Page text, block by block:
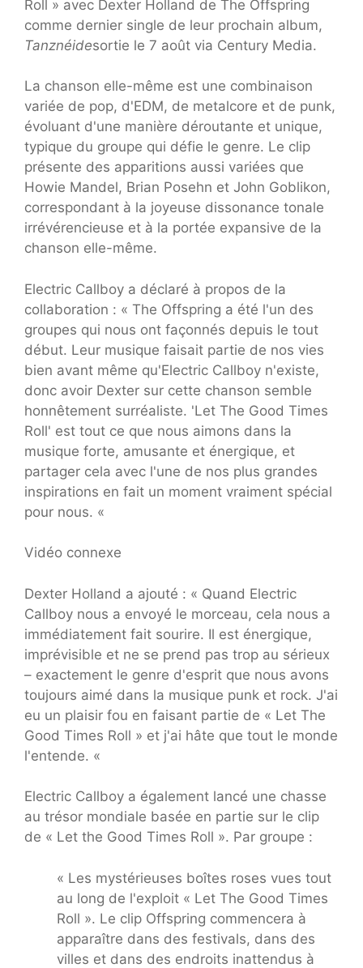
Roll » avec Dexter Holland de The Offspring
comme dernier single de leur prochain album,
Tanznéidesortie le 7 août via Century Media.
La chanson elle-même est une combinaison
variée de pop, d'EDM, de metalcore et de punk,
évoluant d'une manière déroutante et unique,
typique du groupe qui défie le genre. Le clip
présente des apparitions aussi variées que
Howie Mandel, Brian Posehn et John Goblikon,
correspondant à la joyeuse dissonance tonale
irrévérencieuse et à la portée expansive de la
chanson elle-même.
Electric Callboy a déclaré à propos de la
collaboration : « The Offspring a été l'un des
groupes qui nous ont façonnés depuis le tout
début. Leur musique faisait partie de nos vies
bien avant même qu'Electric Callboy n'existe,
donc avoir Dexter sur cette chanson semble
honnêtement surréaliste. 'Let The Good Times
Roll' est tout ce que nous aimons dans la
musique forte, amusante et énergique, et
partager cela avec l'une de nos plus grandes
inspirations en fait un moment vraiment spécial
pour nous. «
Vidéo connexe
Dexter Holland a ajouté : « Quand Electric
Callboy nous a envoyé le morceau, cela nous a
immédiatement fait sourire. Il est énergique,
imprévisible et ne se prend pas trop au sérieux
– exactement le genre d'esprit que nous avons
toujours aimé dans la musique punk et rock. J'ai
eu un plaisir fou en faisant partie de « Let The
Good Times Roll » et j'ai hâte que tout le monde
l'entende. «
Electric Callboy a également lancé une chasse
au trésor mondiale basée en partie sur le clip
de « Let the Good Times Roll ». Par groupe :
« Les mystérieuses boîtes roses vues tout
au long de l'exploit « Let The Good Times
Roll ». Le clip Offspring commencera à
apparaître dans des festivals, dans des
villes et dans des endroits inattendus à